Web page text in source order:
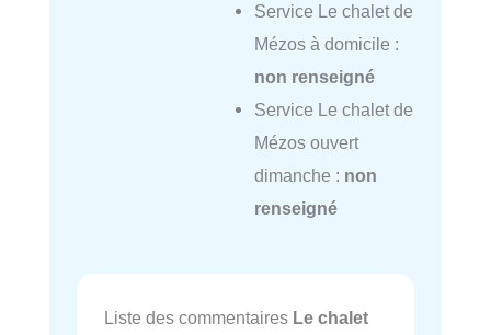
Service Le chalet de
Mézos à domicile :
non renseigné
Service Le chalet de
Mézos ouvert
dimanche : non
renseigné
Liste des commentaires Le chalet